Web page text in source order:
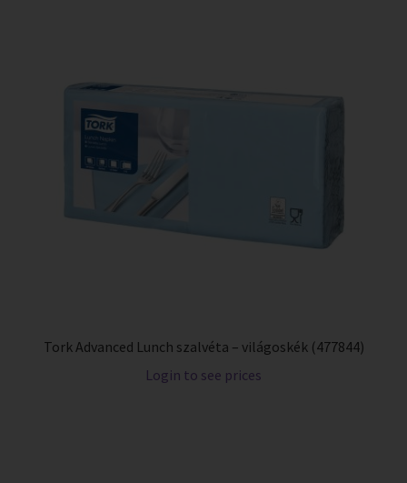
Tork Advanced Lunch szalvéta – világoskék (477844)
Login to see prices